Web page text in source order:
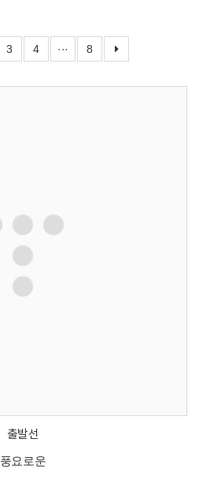
3 4 ··· 8
출발선
풍요로운